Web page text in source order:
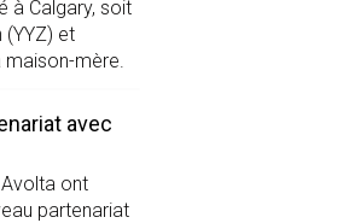
à Calgary, soit
et
maison-mère.
avec
ont
partenariat